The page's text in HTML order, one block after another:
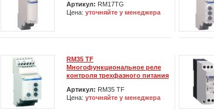
Артикул: RM17TG
Цена: уточняйте у менеджера
RM35 TF
Многофункциональное реле
контроля трехфазного питания
Артикул: RM35 TF
Цена: уточняйте у менеджера